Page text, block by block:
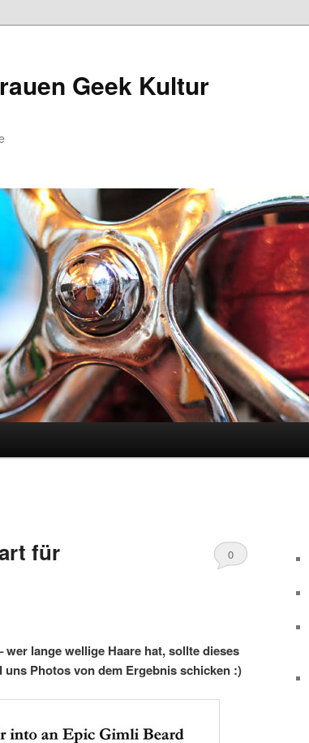
Geek Kultur
für
0
lange wellige Haare hat, sollte dieses
Photos von dem Ergebnis schicken :)